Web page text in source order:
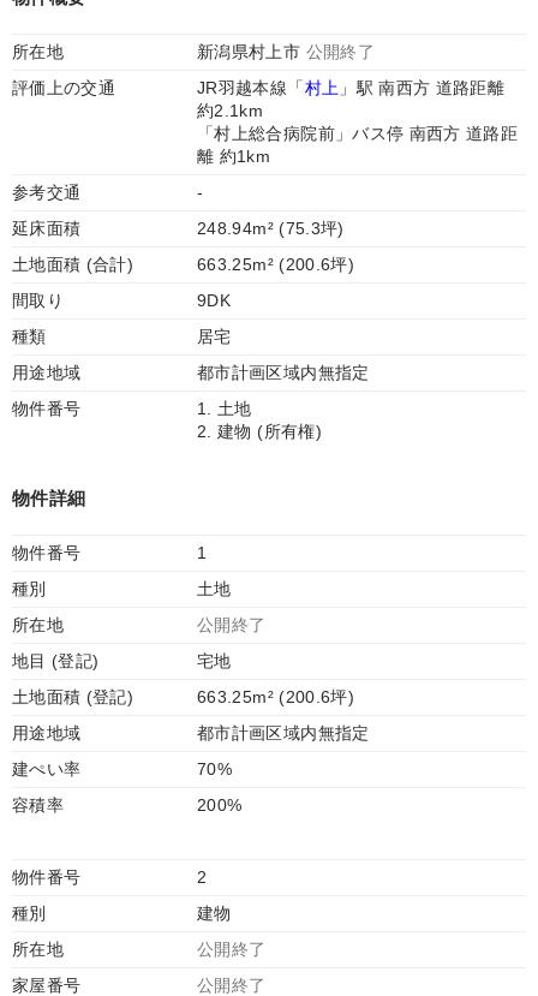
所在地 新潟県村上市 公開終了
評価上の交通
JR羽越本線「村上 」駅 南西方 道路距離
約2.1km
「村上総合病院前」バス停 南西方 道路距
離 約1km
参考交通
-
延床面積
248.94m² (75.3坪)
土地面積 (合計)
663.25m² (200.6坪)
間取り
9DK
種類
居宅
用途地域
都市計画区域内無指定
物件番号
1. 土地
2. 建物 (所有権)
物件詳細
物件番号
1
種別
土地
所在地
公開終了
地目 (登記)
宅地
土地面積 (登記)
663.25m² (200.6坪)
用途地域
都市計画区域内無指定
建ぺい率
70%
容積率
200%
物件番号
2
種別
建物
所在地
公開終了
家屋番号
公開終了